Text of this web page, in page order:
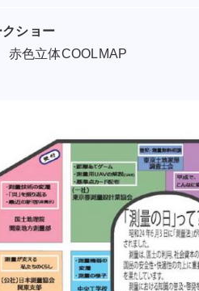
ショー
赤色立体COOLMAP